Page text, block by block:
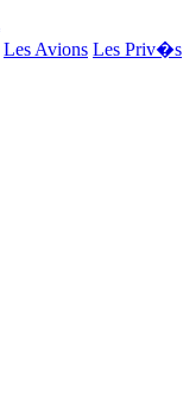
Les Avions Les Priv�s